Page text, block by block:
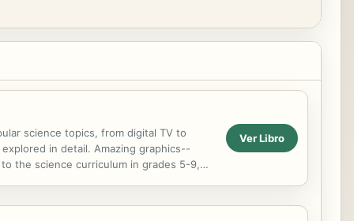
science topics, from digital TV to
in detail. Amazing graphics--
the science curriculum in grades 5-9,
Ver Libro